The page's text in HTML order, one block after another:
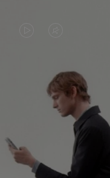
IST
NICHT
BITTE
DRÜCKEN
BITTE
SIE
ZUM
HIER